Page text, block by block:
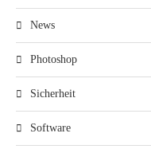
News
Photoshop
Sicherheit
Software